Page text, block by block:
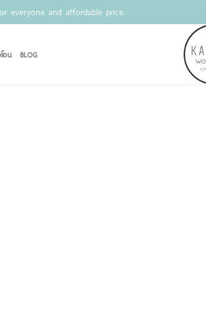
everyone and affordable price.
อน BLOG